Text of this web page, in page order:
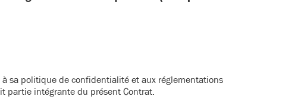
sa politique de confidentialité et aux réglementations
partie intégrante du présent Contrat.